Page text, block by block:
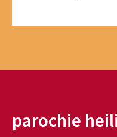
parochie